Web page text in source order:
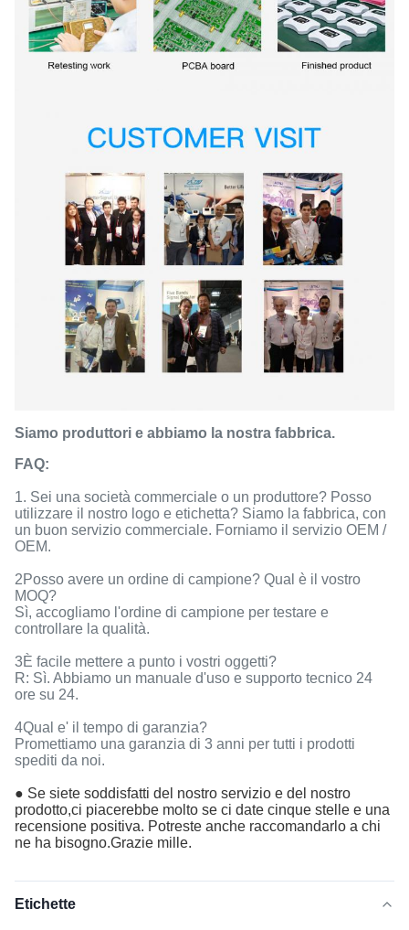
Siamo produttori e abbiamo la nostra fabbrica.
FAQ:
1. Sei una società commerciale o un produttore? Posso
utilizzare il nostro logo e etichetta? Siamo la fabbrica, con
un buon servizio commerciale. Forniamo il servizio OEM /
OEM.
2Posso avere un ordine di campione? Qual è il vostro
MOQ?
Sì, accogliamo l'ordine di campione per testare e
controllare la qualità.
3È facile mettere a punto i vostri oggetti?
R: Sì. Abbiamo un manuale d'uso e supporto tecnico 24
ore su 24.
4Qual e' il tempo di garanzia?
Promettiamo una garanzia di 3 anni per tutti i prodotti
spediti da noi.
● Se siete soddisfatti del nostro servizio e del nostro
prodotto,ci piacerebbe molto se ci date cinque stelle e una
recensione positiva. Potreste anche raccomandarlo a chi
ne ha bisogno.Grazie mille.
Etichette